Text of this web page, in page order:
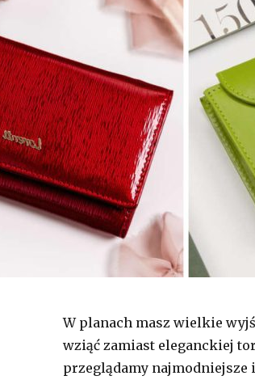
W planach masz wielkie
wziąć zamiast eleganckiej
przeglądamy